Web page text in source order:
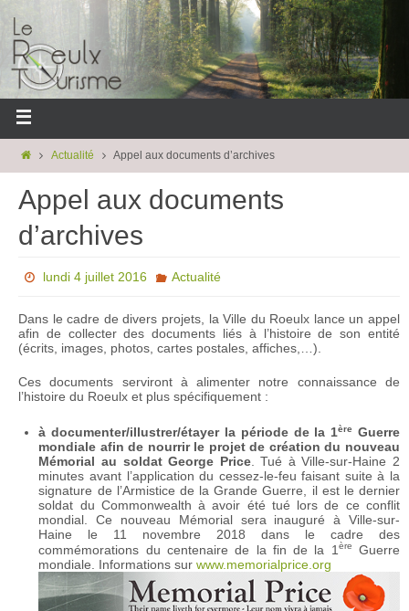
Actualité Appel aux documents d’archives
Appel aux documents
d’archives
lundi 4 juillet 2016 Actualité
Dans le cadre de divers projets, la Ville du Roeulx lance un appel
afin de collecter des documents liés à l’histoire de son entité
(écrits, images, photos, cartes postales, affiches,…).
Ces documents serviront à alimenter notre connaissance de
l’histoire du Roeulx et plus spécifiquement :
à documenter/illustrer/étayer la période de la 1ère Guerre
mondiale afin de nourrir le projet de création du nouveau
Mémorial au soldat George Price. Tué à Ville-sur-Haine 2
minutes avant l’application du cessez-le-feu faisant suite à la
signature de l’Armistice de la Grande Guerre, il est le dernier
soldat du Commonwealth à avoir été tué lors de ce conflit
mondial. Ce nouveau Mémorial sera inauguré à Ville-sur-
Haine le 11 novembre 2018 dans le cadre des
commémorations du centenaire de la fin de la 1 ère
Guerre
mondiale. Informations surwww.memorialprice.org